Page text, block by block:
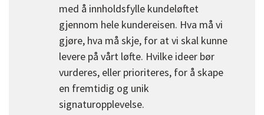
med å innholdsfylle kundeløftet
gjennom hele kundereisen. Hva må vi
gjøre, hva må skje, for at vi skal kunne
levere på vårt løfte. Hvilke ideer bør
vurderes, eller prioriteres, for å skape
en fremtidig og unik
signaturopplevelse.